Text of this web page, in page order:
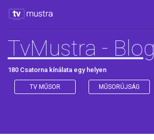
TvMustra - Blog
180 Csatorna kínálata egy helyen
TV MŰSOR MŰSORÚJSÁG